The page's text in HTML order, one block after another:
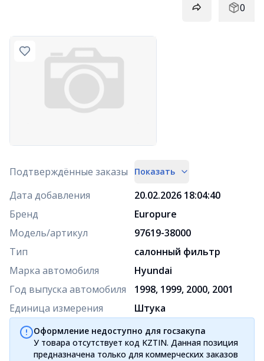
0
Подтверждённые заказы Показать
Дата добавления
20.02.2026 18:04:40
Бренд
Europure
Модель/артикул
97619-38000
Тип
салонный фильтр
Марка автомобиля
Hyundai
Год выпуска автомобиля
1998, 1999, 2000, 2001
Единица измерения
Штука
Оформление недоступно для госзакупа
У товара отсутствует код KZTIN. Данная позиция
предназначена только для коммерческих заказов